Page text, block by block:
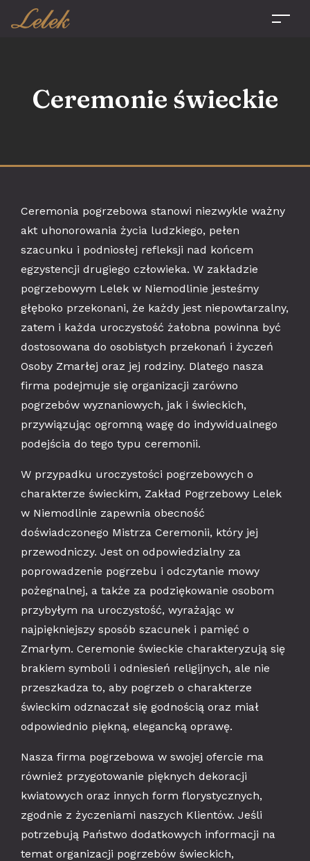
Ceremonie świeckie
Ceremonia pogrzebowa stanowi niezwykle ważny
akt uhonorowania życia ludzkiego, pełen
szacunku i podniosłej refleksji nad końcem
egzystencji drugiego człowieka. W zakładzie
pogrzebowym Lelek w Niemodlinie jesteśmy
głęboko przekonani, że każdy jest niepowtarzalny,
zatem i każda uroczystość żałobna powinna być
dostosowana do osobistych przekonań i życzeń
Osoby Zmarłej oraz jej rodziny. Dlatego nasza
firma podejmuje się organizacji zarówno
pogrzebów wyznaniowych, jak i świeckich,
przywiązując ogromną wagę do indywidualnego
podejścia do tego typu ceremonii.
W przypadku uroczystości pogrzebowych o
charakterze świeckim, Zakład Pogrzebowy Lelek
w Niemodlinie zapewnia obecność
doświadczonego Mistrza Ceremonii, który jej
przewodniczy. Jest on odpowiedzialny za
poprowadzenie pogrzebu i odczytanie mowy
pożegnalnej, a także za podziękowanie osobom
przybyłym na uroczystość, wyrażając w
najpiękniejszy sposób szacunek i pamięć o
Zmarłym. Ceremonie świeckie charakteryzują się
brakiem symboli i odniesień religijnych, ale nie
przeszkadza to, aby pogrzeb o charakterze
świeckim odznaczał się godnością oraz miał
odpowiednio piękną, elegancką oprawę.
Nasza firma pogrzebowa w swojej ofercie ma
również przygotowanie pięknych dekoracji
kwiatowych oraz innych form florystycznych,
zgodnie z życzeniami naszych Klientów. Jeśli
potrzebują Państwo dodatkowych informacji na
temat organizacji pogrzebów świeckich,